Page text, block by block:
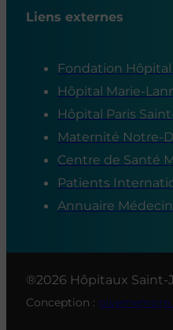
Liens externes
Fondation
Hôpital Marie-
Hôpital Paris
Maternité Notre-
Centre de Santé
Patients
Annuaire
®2026 Hôpitaux Saint-
Conception :